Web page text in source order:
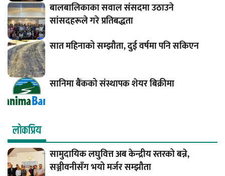
बालबालिकाका सवाल संसदमा उठाउने
सांसदहरूले गरे प्रतिबद्धता
सात महिनाको सम्झौता, दुई वर्षमा पनि सकिएन
सानिमा बैंकको संस्थापक शेयर बिक्रीमा
लाेकप्रिय
सामुदायिक लघुवित्त अब केन्द्रीय स्तरको बन्ने,
सञ्जीवनीसँग भयो मर्जर सम्झौता